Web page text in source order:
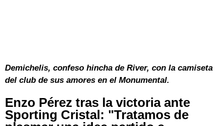
Demichelis, confeso hincha de River, con la camiseta
del club de sus amores en el Monumental.
Enzo Pérez tras la victoria ante
Sporting Cristal: "Tratamos de